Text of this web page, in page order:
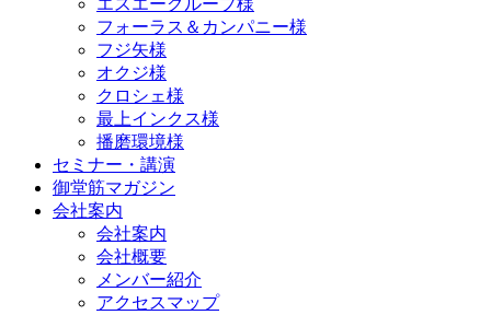
エスエーグループ様
フォーラス＆カンパニー様
フジ矢様
オクジ様
クロシェ様
最上インクス様
播磨環境様
セミナー・講演
御堂筋マガジン
会社案内
会社案内
会社概要
メンバー紹介
アクセスマップ